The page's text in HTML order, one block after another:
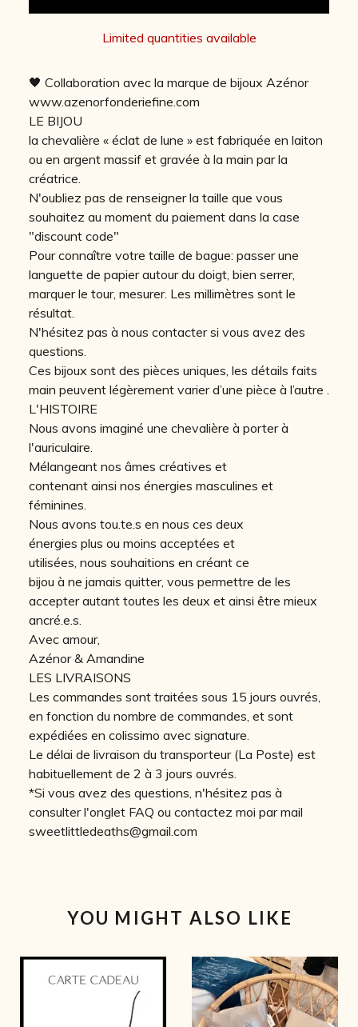
Limited quantities available
🖤 Collaboration avec la marque de bijoux Azénor
www.azenorfonderiefine.com
LE BIJOU
la chevalière « éclat de lune » est fabriquée en laiton
ou en argent massif et gravée à la main par la
créatrice.
N'oubliez pas de renseigner la taille que vous
souhaitez au moment du paiement dans la case
"discount code"
Pour connaître votre taille de bague: passer une
languette de papier autour du doigt, bien serrer,
marquer le tour, mesurer. Les millimètres sont le
résultat.
N'hésitez pas à nous contacter si vous avez des
questions.
Ces bijoux sont des pièces uniques, les détails faits
main peuvent légèrement varier d’une pièce à l’autre .
L'HISTOIRE
Nous avons imaginé une chevalière à porter à
l'auriculaire.
Mélangeant nos âmes créatives et
contenant ainsi nos énergies masculines et
féminines.
Nous avons tou.te.s en nous ces deux
énergies plus ou moins acceptées et
utilisées, nous souhaitions en créant ce
bijou à ne jamais quitter, vous permettre de les
accepter autant toutes les deux et ainsi être mieux
ancré.e.s.
Avec amour,
Azénor & Amandine
LES LIVRAISONS
Les commandes sont traitées sous 15 jours ouvrés,
en fonction du nombre de commandes, et sont
expédiées en colissimo avec signature.
Le délai de livraison du transporteur (La Poste) est
habituellement de 2 à 3 jours ouvrés.
*Si vous avez des questions, n'hésitez pas à
consulter l'onglet FAQ ou contactez moi par mail
sweetlittledeaths@gmail.com
YOU MIGHT ALSO LIKE